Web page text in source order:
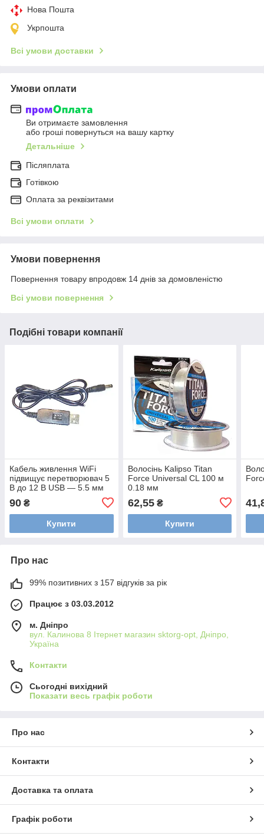
Нова Пошта
Укрпошта
Всі умови доставки
Умови оплати
Ви отримаєте замовлення
або гроші повернуться на вашу картку
Детальніше
Післяплата
Готівкою
Оплата за реквізитами
Всі умови оплати
Умови повернення
Повернення товару впродовж 14 днів за домовленістю
Всі умови повернення
Подібні товари компанії
Кабель живлення WiFi
підвищує перетворювач 5
В до 12 В USB — 5.5 мм
90 ₴
Купити
Волосінь Kalipso Titan
Force Universal CL 100 м
0.18 мм
62,55₴
Купити
Про нас
99% позитивних з 157 відгуків за рік
Працює з 03.03.2012
м. Дніпро
вул. Калинова 8 Ітернет магазин sktorg-opt, Дніпро,
Україна
Контакти
Сьогодні вихідний
Показати весь графік роботи
Про нас
Контакти
Доставка та оплата
Графік роботи